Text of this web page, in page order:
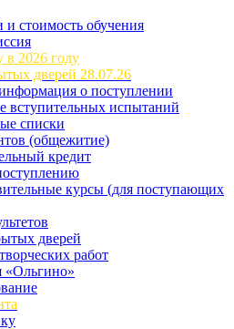
и стоимость обучения
2026 году
дверей 28.07.26
о поступлении
вступительных испытаний
списки
(общежитие)
кредит
курсы (для поступающих
дверей
работ
«Ольгино»